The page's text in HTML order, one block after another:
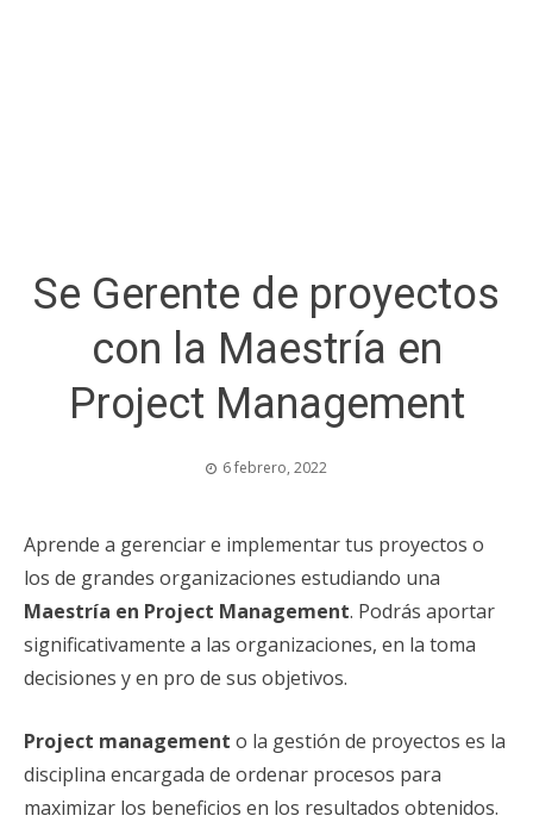
Se Gerente de proyectos
con la Maestría en
Project Management
6 febrero, 2022
Aprende a gerenciar e implementar tus proyectos o
los de grandes organizaciones estudiando una
Maestría en Project Management. Podrás aportar
significativamente a las organizaciones, en la toma
decisiones y en pro de sus objetivos.
Project management o la gestión de proyectos es la
disciplina encargada de ordenar procesos para
maximizar los beneficios en los resultados obtenidos.